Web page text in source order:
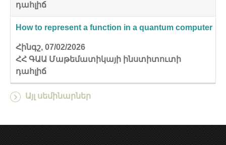
դահլիճ
How to represent a function in a quantum computer
Հինգշ, 07/02/2026
ՀՀ ԳԱԱ Մաթեմատիկայի ինստիտուտի
դահլիճ
Այլ սեմինարներ